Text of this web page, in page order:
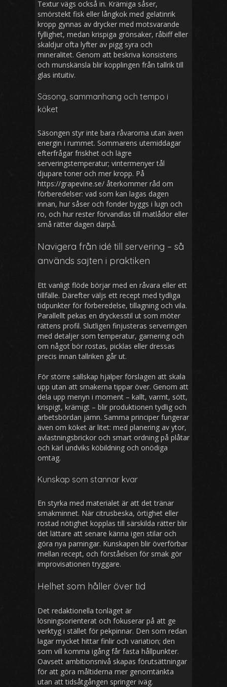
Textur vägs också in. Krämiga såser,
smörstekt fisk eller långkok med gelatinrik
kropp gynnas av drycker med motsvarande
fyllighet, medan krispiga grönsaker, råbiff eller
skaldjur ofta lyfter av pigg syra och
mineralitet. Genom att beskriva konsistens
och munskänsla blir kopplingen från tallrik till
glas intuitiv.
Säsong, sammanhang och tempo i
köket
Säsongen styr inte bara råvarorna utan även
energin i rummet. Sommarens utemiddagar
efterfrågar friskhet och lägre
serveringstemperatur; vintermenyer tål
djupare toner och mer kropp. På
https://grapevine.se/ återkommer råd om
förberedelser: vad som kan lagas dagen
innan, hur såser och fonder byggs i lugn och
ro, och hur rester förvandlas till matlådor eller
små rätter dagen därpå.
Navigera från idé till servering – så
används sajten i praktiken
Ett vanligt flöde börjar med en råvara eller ett
tillfälle. Därefter väljs ett recept med tydliga
tidpunkter för förberedelse, tillagning och vila.
Parallellt pekas en dryckesstil ut som möter
rättens profil. Slutligen finjusteras serveringen
med detaljer som temperatur, garnering och
om något bör rostas, picklas eller dressas
precis innan tallriken går ut.
För större sällskap hjälper förslagen att skala
upp utan att smakerna tippar över. Genom att
dela upp menyn i moment – kallt, varmt, sött,
krispigt, krämigt – blir produktionen tydlig och
arbetsbördan jämn. Samma principer fungerar
även om köket är litet: med planering av ytor,
avlastningsbrickor och smart ordning på plåtar
och kärl undviks köbildning och onödiga
omtag.
Kunskap som stannar kvar
En styrka med materialet är att det tränar
smakminnet. När citrusbeska, örtighet eller
rostad nötighet kopplas till särskilda rätter blir
det lättare att senare känna igen stilar och
göra nya parningar. Kunskapen blir överförbar
mellan recept, och förståelsen för smak gör
improvisationen tryggare.
Helhet som håller över tid
Det redaktionella tonläget är
lösningsorienterat och fokuserar på att ge
verktyg i stället för pekpinnar. Den som redan
lagar mycket hittar finlir och variation; den
som vill komma igång får fasta hållpunkter.
Oavsett ambitionsnivå skapas förutsättningar
för att göra måltiderna mer genomtänkta
utan att tidsåtgången springer iväg.